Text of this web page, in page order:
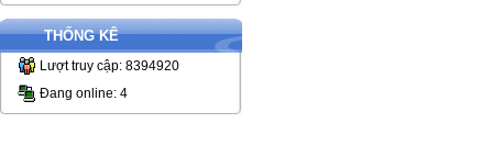
THỐNG KÊ
Lượt truy cập: 8394920
Đang online: 4